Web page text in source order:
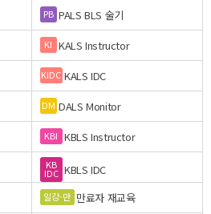
PB PALS BLS 술기
KI KALS Instructor
KIDC KALS IDC
DM DALS Monitor
KBI KBLS Instructor
KB
IDC KBLS IDC
일강-만 만료자 재교육